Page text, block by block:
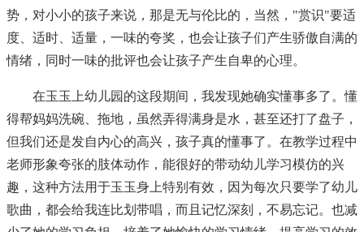
势，对小小的孩子来说，那是无与伦比的，当然，"赏识"要适
度、适时、适量，一味的夸奖，也会让孩子们产生骄傲自满的
情绪，同时一味的批评也会让孩子产生自卑的心理。
在玉玉上幼儿园的这段期间，我发现她确实懂事多了。懂
得帮妈妈洗碗、拖地，虽然弄得满身是水，甚至还打了盘子，
但我们还是发自内心的高兴，孩子真的懂事了。在教学过程中
老师形象夸张的肢体动作，能很好的带动幼儿学习模仿的兴
趣，这种方法用于玉玉身上特别有效，因为每次只要学了幼儿
歌曲，都会给我连比划带唱，而且记忆深刻，不易忘记。也减